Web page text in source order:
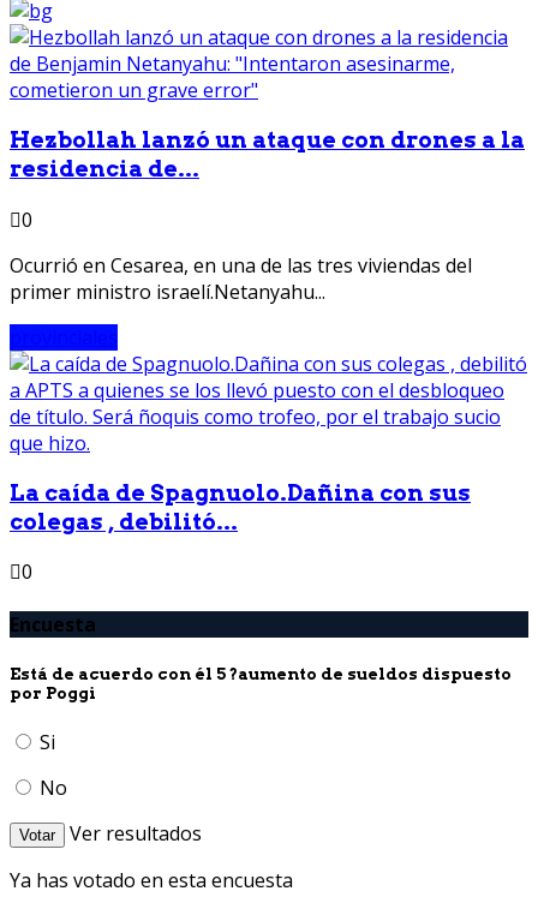
Hezbollah lanzó un ataque con drones a la
residencia de...
0
Ocurrió en Cesarea, en una de las tres viviendas del
primer ministro israelí.Netanyahu...
La caída de Spagnuolo.Dañina con sus
colegas , debilitó...
0
Encuesta
Está de acuerdo con él 5 ?aumento de sueldos dispuesto
por Poggi
Si
No
Votar
Ver resultados
Ya has votado en esta encuesta